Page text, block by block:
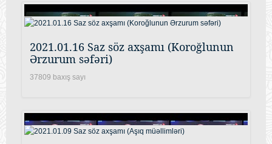
2021.01.16 Saz söz axşamı (Koroğlunun
Ərzurum səfəri)
37809 baxış sayı